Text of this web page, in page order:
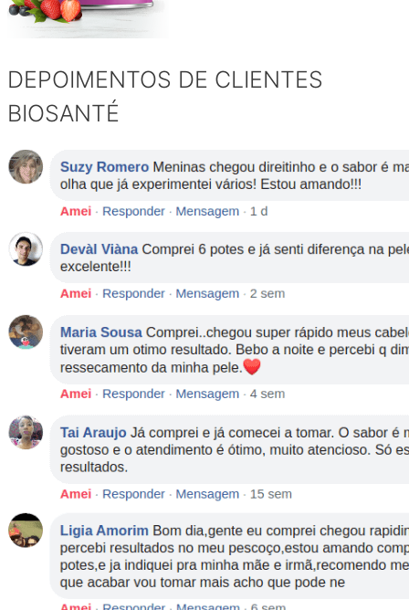
DEPOIMENTOS DE CLIENTES
BIOSANTÉ